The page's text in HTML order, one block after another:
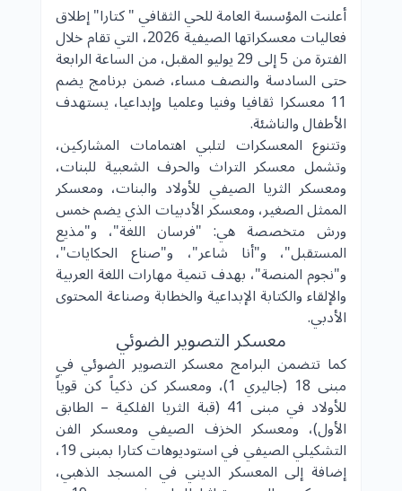
أعلنت المؤسسة العامة للحي الثقافي " كتارا" إطلاق
فعاليات معسكراتها الصيفية 2026، التي تقام خلال
الفترة من 5 إلى 29 يوليو المقبل، من الساعة الرابعة
حتى السادسة والنصف مساء، ضمن برنامج يضم
11 معسكرا ثقافيا وفنيا وعلميا وإبداعيا، يستهدف
الأطفال والناشئة.
وتتنوع المعسكرات لتلبي اهتمامات المشاركين،
وتشمل معسكر التراث والحرف الشعبية للبنات،
ومعسكر الثريا الصيفي للأولاد والبنات، ومعسكر
الممثل الصغير، ومعسكر الأدبيات الذي يضم خمس
ورش متخصصة هي: "فرسان اللغة"، و"مذيع
المستقبل"، و"أنا شاعر"، و"صناع الحكايات"،
و"نجوم المنصة"، بهدف تنمية مهارات اللغة العربية
والإلقاء والكتابة الإبداعية والخطابة وصناعة المحتوى
الأدبي.
معسكر التصوير الضوئي
كما تتضمن البرامج معسكر التصوير الضوئي في
مبنى 18 (جاليري 1)، ومعسكر كن ذكياً كن قوياً
للأولاد في مبنى 41 (قبة الثريا الفلكية – الطابق
الأول)، ومعسكر الخزف الصيفي ومعسكر الفن
التشكيلي الصيفي في استوديوهات كتارا بمبنى 19،
إضافة إلى المعسكر الديني في المسجد الذهبي،